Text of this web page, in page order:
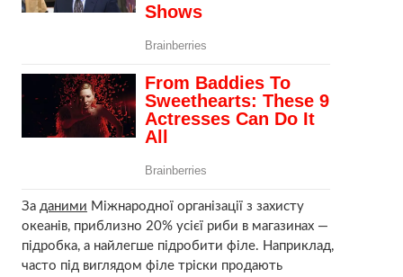
За даними Міжнародної організації з захисту
океанів, приблизно 20% усієї риби в магазинах —
підробка, а найлегше підробити філе. Наприклад,
часто під виглядом філе тріски продають